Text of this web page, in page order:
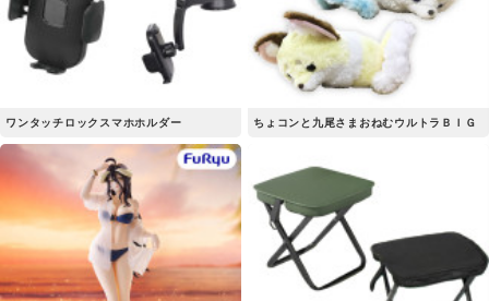
ワンタッチロックスマホホルダー ちょコンと九尾さまおねむウルトラＢＩＧ